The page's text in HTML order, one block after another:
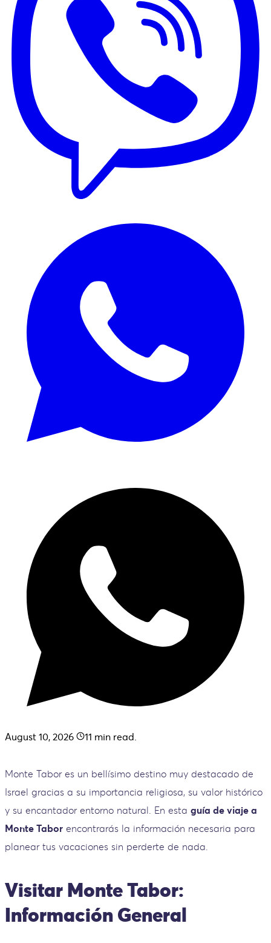
August 10, 2026 11 min read.
Monte Tabor es un bellísimo destino muy destacado de
Israel gracias a su importancia religiosa, su valor histórico
y su encantador entorno natural. En esta guía de viaje a
Monte Tabor encontrarás la información necesaria para
planear tus vacaciones sin perderte de nada.
Visitar Monte Tabor:
Información General